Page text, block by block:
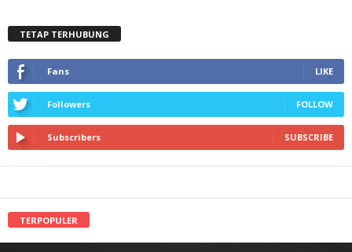
TETAP TERHUBUNG
Fans LIKE
Followers FOLLOW
Subscribers SUBSCRIBE
TERPOPULER